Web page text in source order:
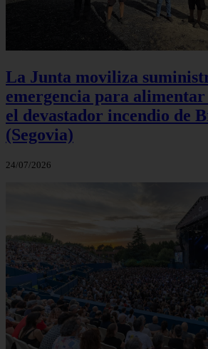
La Junta moviliza
emergencia para
el devastador incendio de
(Segovia)
24/07/2026